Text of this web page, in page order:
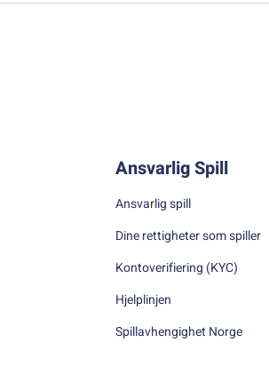
Ansvarlig Spill
Ansvarlig spill
Dine rettigheter som spiller
Kontoverifiering (KYC)
Hjelplinjen
Spillavhengighet Norge